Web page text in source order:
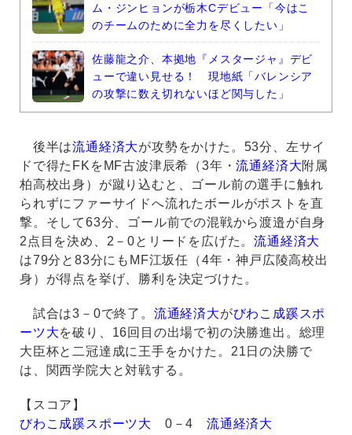
ム・ジンヒョンが栃木Cデビュー「今はこ
のチームのために全力を尽くしたい」
佐藤龍之介、本拠地『メスタージャ』デビ
ューで違い見せる！ 現地紙「バレンシア
の攻撃に数え切れないほど関与した」
後半は流通経済大が攻勢をかけた。53分、左サイ
ドで得たFKをMF古波津辰希（3年・流通経済大附属
柏高校出身）が蹴り込むと、ゴール前の選手に触れ
られずにファーサイドへ流れたボールがポストを直
撃。そして63分、ゴール前での混戦から渡邉が自身
2点目を決め、2－0とリードを広げた。流通経済大
は79分と83分にもMF江坂任（4年・神戸広陵高校出
身）が得点を挙げ、勝利を決定づけた。
試合は3－0で終了。 流通経済大がびわこ成蹊スポ
ーツ大を破り、16回目の出場で初の決勝進出。総理
大臣杯と二冠達成に王手をかけた。21日の決勝で
は、関西学院大と対戦する。
【スコア】
びわこ成蹊スポーツ大
0－4 流通経済大